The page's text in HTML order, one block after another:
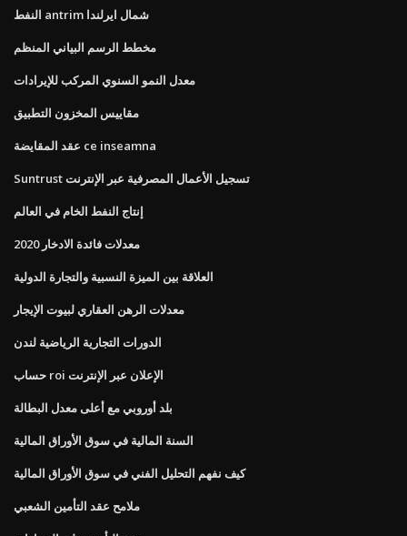
النفط antrim شمال ايرلندا
مخطط الرسم البياني المنظم
معدل النمو السنوي المركب للإيرادات
مقاييس المخزون التطبيق
عقد المقايضة ce inseamna
Suntrust تسجيل الأعمال المصرفية عبر الإنترنت
إنتاج النفط الخام في العالم
معدلات فائدة الادخار 2020
العلاقة بين الميزة النسبية والتجارة الدولية
معدلات الرهن العقاري لبيوت الإيجار
الدورات التجارية الرياضية لندن
حساب roi الإعلان عبر الإنترنت
بلد أوروبي مع أعلى معدل البطالة
السنة المالية في سوق الأوراق المالية
كيف نفهم التحليل الفني في سوق الأوراق المالية
ملامح عقد التأمين الشعبي